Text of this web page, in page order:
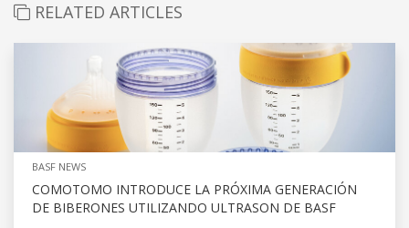
RELATED ARTICLES
BASF NEWS
COMOTOMO INTRODUCE LA PRÓXIMA GENERACIÓN
DE BIBERONES UTILIZANDO ULTRASON DE BASF